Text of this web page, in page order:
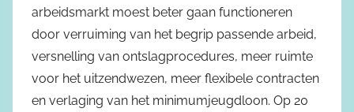
arbeidsmarkt moest beter gaan functioneren
door verruiming van het begrip passende arbeid,
versnelling van ontslagprocedures, meer ruimte
voor het uitzendwezen, meer flexibele contracten
en verlaging van het minimumjeugdloon. Op 20